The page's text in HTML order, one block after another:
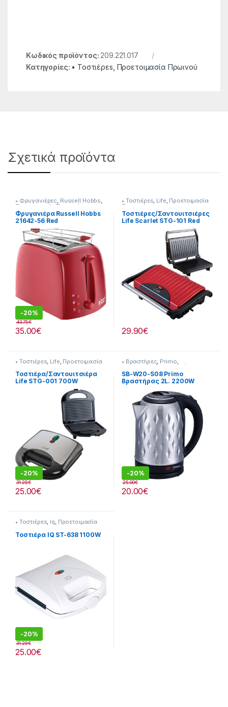
Κωδικός προϊόντος: 209.221.017
Κατηγορίες: • Τοστιέρεs Προετοιμασία Πρωινού
Σχετικά προϊόντα
• Φρυγανιέρες, Russell Hobbs,
Προετοιμασία Πρωινού
Φρυγανιέρα Russell Hobbs
21642-56 Red
-20%
35.00€
43.75€
• Τοστιέρεs, Life, Προετοιμασία
Πρωινού
Τοστιέρες/Σαντουιτσιέρες
Life Scarlet STG-101 Red
29.90€
• Τοστιέρεs Life Προετοιμασία
Πρωινού
Τοστιέρα/Σαντουιτσιέρα
Life STG-001 700W
-20%
25.00€
31.25€
• Βραστήρες Primo
Προετοιμασία Πρωινού
SB-W20-S08 Primo
Βραστήρας 2L. 2200W
-20%
20.00€
25.00€
• Τοστιέρεs, Iq, Προετοιμασία
Πρωινού
Τοστιέρα IQ ST-638 1100W
-20%
25.00€
31.25€